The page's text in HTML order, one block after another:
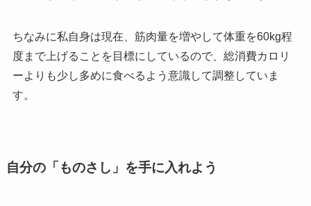
ちなみに私自身は現在、筋肉量を増やして体重を60kg程
度まで上げることを目標にしているので、総消費カロリ
ーよりも少し多めに食べるよう意識して調整していま
す。
自分の「ものさし」を手に入れよう